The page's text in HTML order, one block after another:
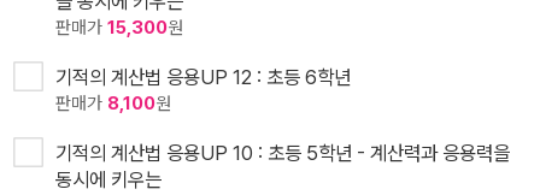
판매가 15,300원
기적의 계산법 응용UP 12 : 초등 6학년
판매가 8,100원
기적의 계산법 응용UP 10 : 초등 5학년 - 계산력과 응용력을
동시에 키우는